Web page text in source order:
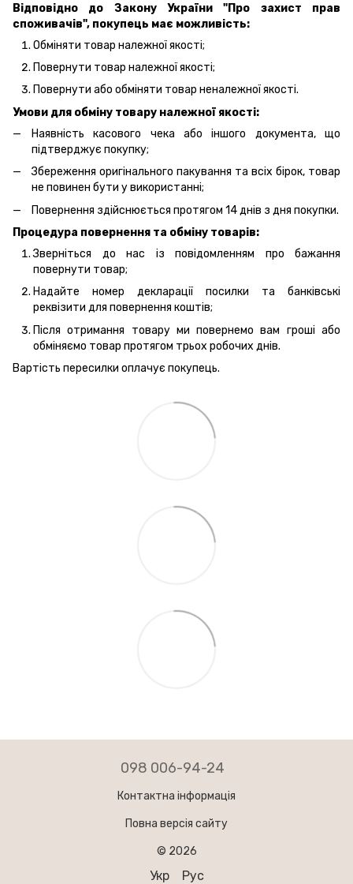
Відповідно до Закону України "Про захист прав
споживачів", покупець має можливість:
Обміняти товар належної якості;
Повернути товар належної якості;
Повернути або обміняти товар неналежної якості.
Умови для обміну товару належної якості:
Наявність касового чека або іншого документа, що
підтверджує покупку;
Збереження оригінального пакування та всіх бірок, товар
не повинен бути у використанні;
Повернення здійснюється протягом 14 днів з дня покупки.
Процедура повернення та обміну товарів:
Зверніться до нас із повідомленням про бажання
повернути товар;
Надайте номер декларації посилки та банківські
реквізити для повернення коштів;
Після отримання товару ми повернемо вам гроші або
обміняємо товар протягом трьох робочих днів.
Вартість пересилки оплачує покупець.
098 006-94-24
Контактна інформація
Повна версія сайту
© 2026
Укр Рус